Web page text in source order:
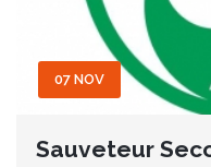
07 NOV
Sauveteur